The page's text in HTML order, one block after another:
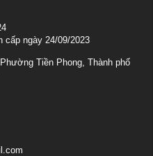
cấp ngày 24/09/2023
Tiền Phong, Thành phố